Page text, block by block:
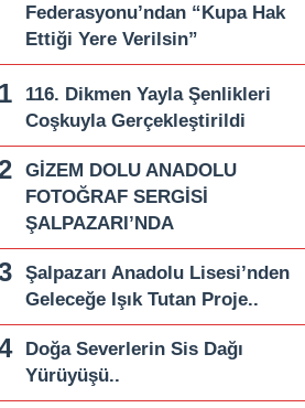
Federasyonu’ndan “Kupa Hak
Ettiği Yere Verilsin”
116. Dikmen Yayla Şenlikleri
Coşkuyla Gerçekleştirildi
GİZEM DOLU ANADOLU
FOTOĞRAF SERGİSİ
ŞALPAZARI’NDA
Şalpazarı Anadolu Lisesi’nden
Geleceğe Işık Tutan Proje..
Doğa Severlerin Sis Dağı
Yürüyüşü..